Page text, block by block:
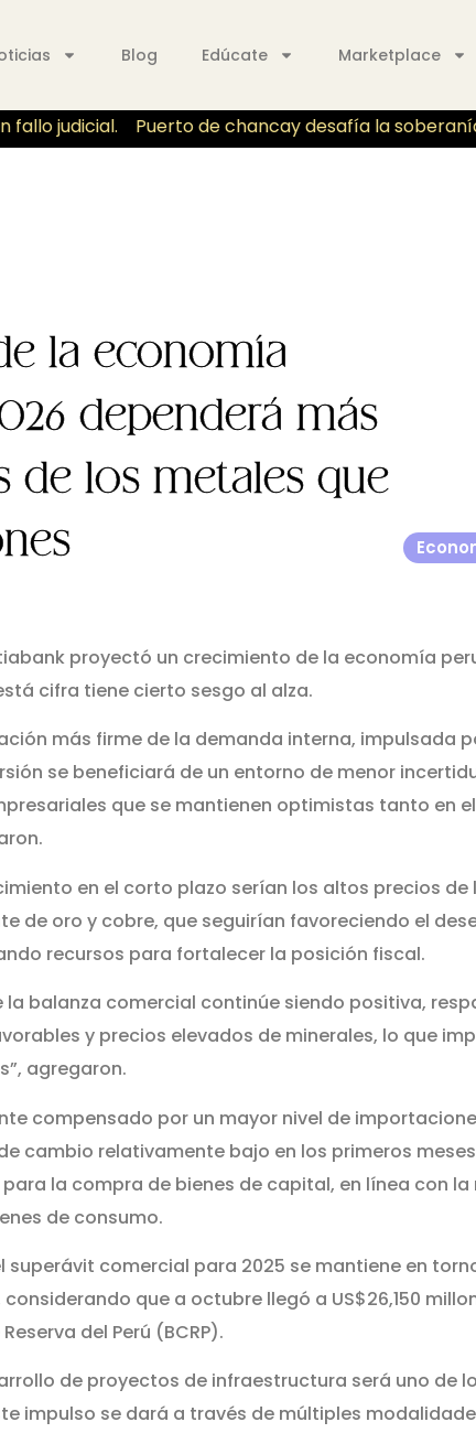
Blog Edúcate Marketplace
judicial. Puerto de chancay desafía la
la economía
dependerá más
de los metales que
proyectó un crecimiento de la economía
cifra tiene cierto sesgo al alza.
más firme de la demanda interna, impulsada
se beneficiará de un entorno de menor
que se mantienen optimistas tanto en
en el corto plazo serían los altos precios de
de oro y cobre, que seguirían favoreciendo el
recursos para fortalecer la posición fiscal.
la balanza comercial continúe siendo positiva,
y precios elevados de minerales, lo que
agregaron.
compensado por un mayor nivel de
cambio relativamente bajo en los primeros
la compra de bienes de capital, en línea con
de consumo.
comercial para 2025 se mantiene en
que a octubre llegó a US$26,150
del Perú (BCRP).
de proyectos de infraestructura será uno de
impulso se dará a través de múltiples